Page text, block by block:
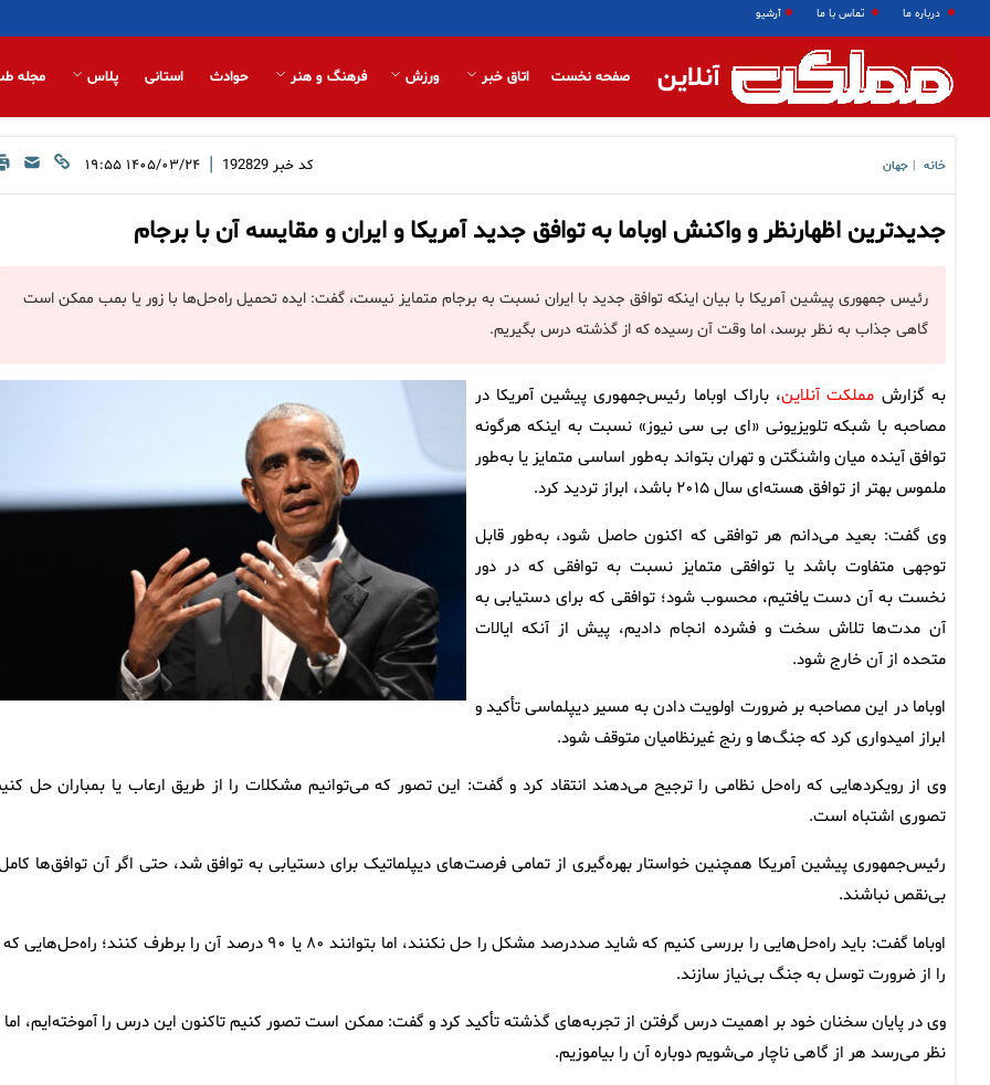
درباره ما تماس با ما آرشیو
آنلاین صفحه نخست اتاق خبر ورزش فرهنگ و هنر حوادث استانی پلاس مجله
خانه جهان کد خبر 192829
| ۱۴۰۵/۰۳/۲۴ ۱۹:۵۵
جدیدترین اظهارنظر و واکنش اوباما به توافق جدید آمریکا و ایران و مقایسه آن با برجام
رئیس جمهوری پیشین آمریکا با بیان اینکه توافق جدید با ایران نسبت به برجام متمایز نیست، گفت: ایده تحمیل راه‌حل‌ها با زور یا بمب ممکن است
گاهی جذاب به نظر برسد، اما وقت آن رسیده که از گذشته درس بگیریم.
به گزارش مملکت آنلاین، باراک اوباما رئیس‌جمهوری پیشین آمریکا در
مصاحبه با شبکه تلویزیونی «ای بی سی نیوز» نسبت به اینکه هرگونه
توافق آینده میان واشنگتن و تهران بتواند به‌طور اساسی متمایز یا به‌طور
ملموس بهتر از توافق هسته‌ای سال ۲۰۱۵ باشد، ابراز تردید کرد.
وی گفت: بعید می‌دانم هر توافقی که اکنون حاصل شود، به‌طور قابل
توجهی متفاوت باشد یا توافقی متمایز نسبت به توافقی که در دور
نخست به آن دست یافتیم، محسوب شود؛ توافقی که برای دستیابی به
آن مدت‌ها تلاش سخت و فشرده انجام دادیم، پیش از آنکه ایالات
متحده از آن خارج شود.
اوباما در این مصاحبه بر ضرورت اولویت دادن به مسیر دیپلماسی تأکید و
ابراز امیدواری کرد که جنگ‌ها و رنج غیرنظامیان متوقف شود.
وی از رویکردهایی که راه‌حل نظامی را ترجیح می‌دهند انتقاد کرد و گفت: این تصور که می‌توانیم مشکلات را از طریق ارعاب یا بمباران حل
تصوری اشتباه است.
رئیس‌جمهوری پیشین آمریکا همچنین خواستار بهره‌گیری از تمامی فرصت‌های دیپلماتیک برای دستیابی به توافق شد، حتی اگر آن توافق‌ها
بی‌نقص نباشند.
اوباما گفت: باید راه‌حل‌هایی را بررسی کنیم که شاید صددرصد مشکل را حل نکنند، اما بتوانند ۸۰ یا ۹۰ درصد آن را برطرف کنند؛
را از ضرورت توسل به جنگ بی‌نیاز سازند.
وی در پایان سخنان خود بر اهمیت درس گرفتن از تجربه‌های گذشته تأکید کرد و گفت: ممکن است تصور کنیم تاکنون این درس را آموخته‌ایم، اما
نظر می‌رسد هر از گاهی ناچار می‌شویم دوباره آن را بیاموزیم.